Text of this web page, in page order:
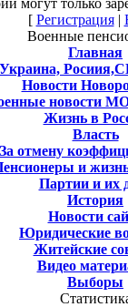
[ Регистрация|
Военные
Главная
Украина,
Новости
новости
Жизнь в
Власть
За отмену
и
Партии и их
История
Новости
Юридические
Житейские
Видео
Выборы